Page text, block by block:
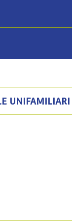
UNIFAMILIARI